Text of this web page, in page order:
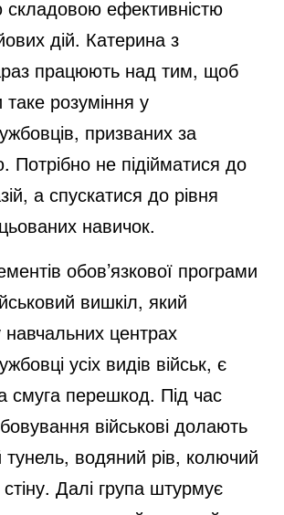
складовою ефективністю
дій. Катерина з
працюють над тим, щоб
розуміння у
призваних за
Потрібно не підійматися до
а спускатися до рівня
навичок.
обов’язкової програми
вишкіл, який
центрах
усіх видів військ, є
смуга перешкод. Під час
військові долають
водяний рів, колючий
Далі група штурмує